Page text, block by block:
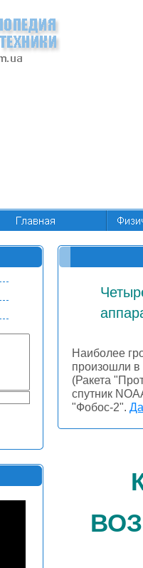
Наиболее
произошли в
(Ракета
спутник
"Фобос-2".